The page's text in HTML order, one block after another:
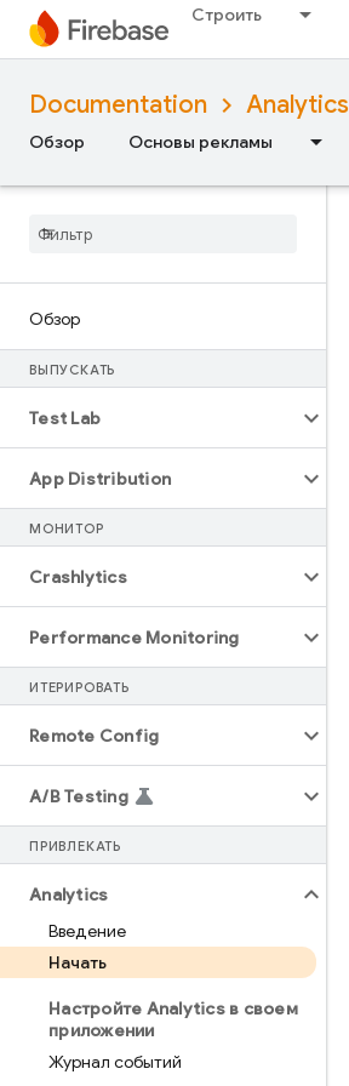
Строить
Documentation Analytics
Обзор Основы рекламы
Обзор
ВЫПУСКАТЬ
Test Lab
App Distribution
МОНИТОР
Crashlytics
Performance Monitoring
ИТЕРИРОВАТЬ
Remote Config
A/B Testing
ПРИВЛЕКАТЬ
Analytics
Введение
Начать
Настройте Analytics в своем
приложении
Журнал событий